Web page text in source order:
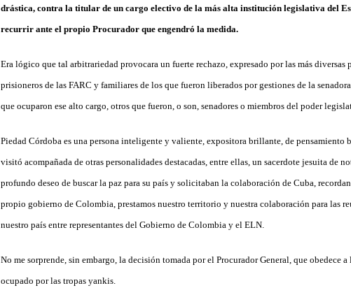
drástica, contra la titular de un cargo electivo de la más alta institución legislativa del
recurrir ante el propio Procurador que engendró la medida.
Era lógico que tal arbitrariedad provocara un fuerte rechazo, expresado por las más diversas
prisioneros de las FARC y familiares de los que fueron liberados por gestiones de la
que ocuparon ese alto cargo, otros que fueron, o son, senadores o miembros del poder
Piedad Córdoba es una persona inteligente y valiente, expositora brillante, de pensamiento
visitó acompañada de otras personalidades destacadas, entre ellas, un sacerdote jesuita de
profundo deseo de buscar la paz para su país y solicitaban la colaboración de Cuba,
propio gobierno de Colombia, prestamos nuestro territorio y nuestra colaboración para las
nuestro país entre representantes del Gobierno de Colombia y el ELN.
No me sorprende, sin embargo, la decisión tomada por el Procurador General, que
ocupado por las tropas yankis.